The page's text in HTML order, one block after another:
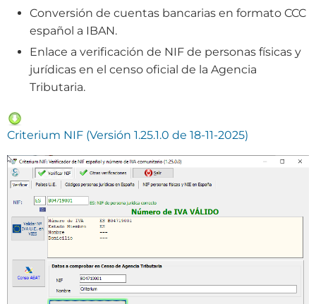
Conversión de cuentas bancarias en formato CCC
español a IBAN.
Enlace a verificación de NIF de personas físicas y
jurídicas en el censo oficial de la Agencia
Tributaria.
Criterium NIF (Versión 1.25.1.0 de 18-11-2025)